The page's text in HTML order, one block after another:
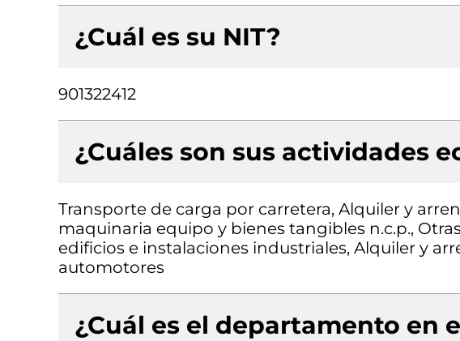
¿Cuál es su NIT?
901322412
¿Cuáles son sus actividades
Transporte de carga por carretera, Alquiler y
maquinaria equipo y bienes tangibles n.c.p.,
edificios e instalaciones industriales, Alquiler y
automotores
¿Cuál es el departamento en